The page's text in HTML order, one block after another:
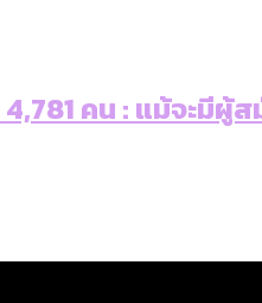
4,781 คน : แม้จะมี